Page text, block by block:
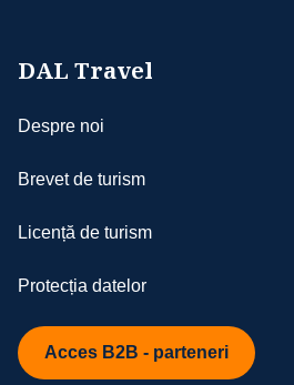
DAL Travel
Despre noi
Brevet de turism
Licență de turism
Protecția datelor
Acces B2B - parteneri